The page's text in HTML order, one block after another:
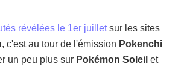
révélées le 1er juilletsur les sites
, c'est au tour de l'émission Pokenchi
un peu plus sur Pokémon Soleil et